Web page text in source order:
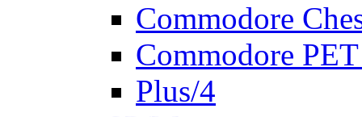
Commodore
Commodore
Plus/4